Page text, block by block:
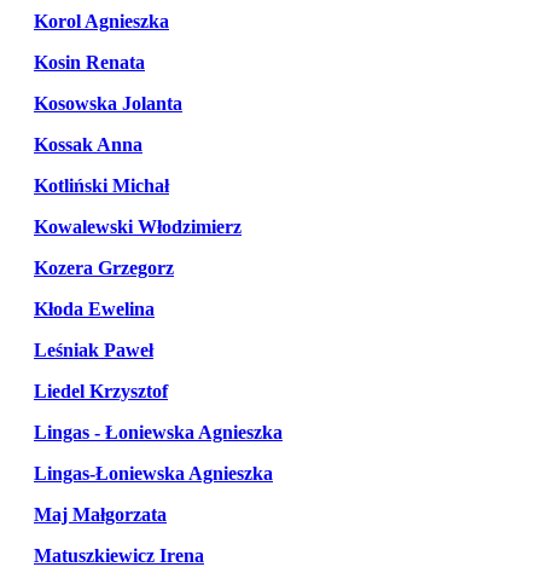
Korol Agnieszka
Kosin Renata
Kosowska Jolanta
Kossak Anna
Kotliński Michał
Kowalewski Włodzimierz
Kozera Grzegorz
Kłoda Ewelina
Leśniak Paweł
Liedel Krzysztof
Lingas - Łoniewska Agnieszka
Lingas-Łoniewska Agnieszka
Maj Małgorzata
Matuszkiewicz Irena